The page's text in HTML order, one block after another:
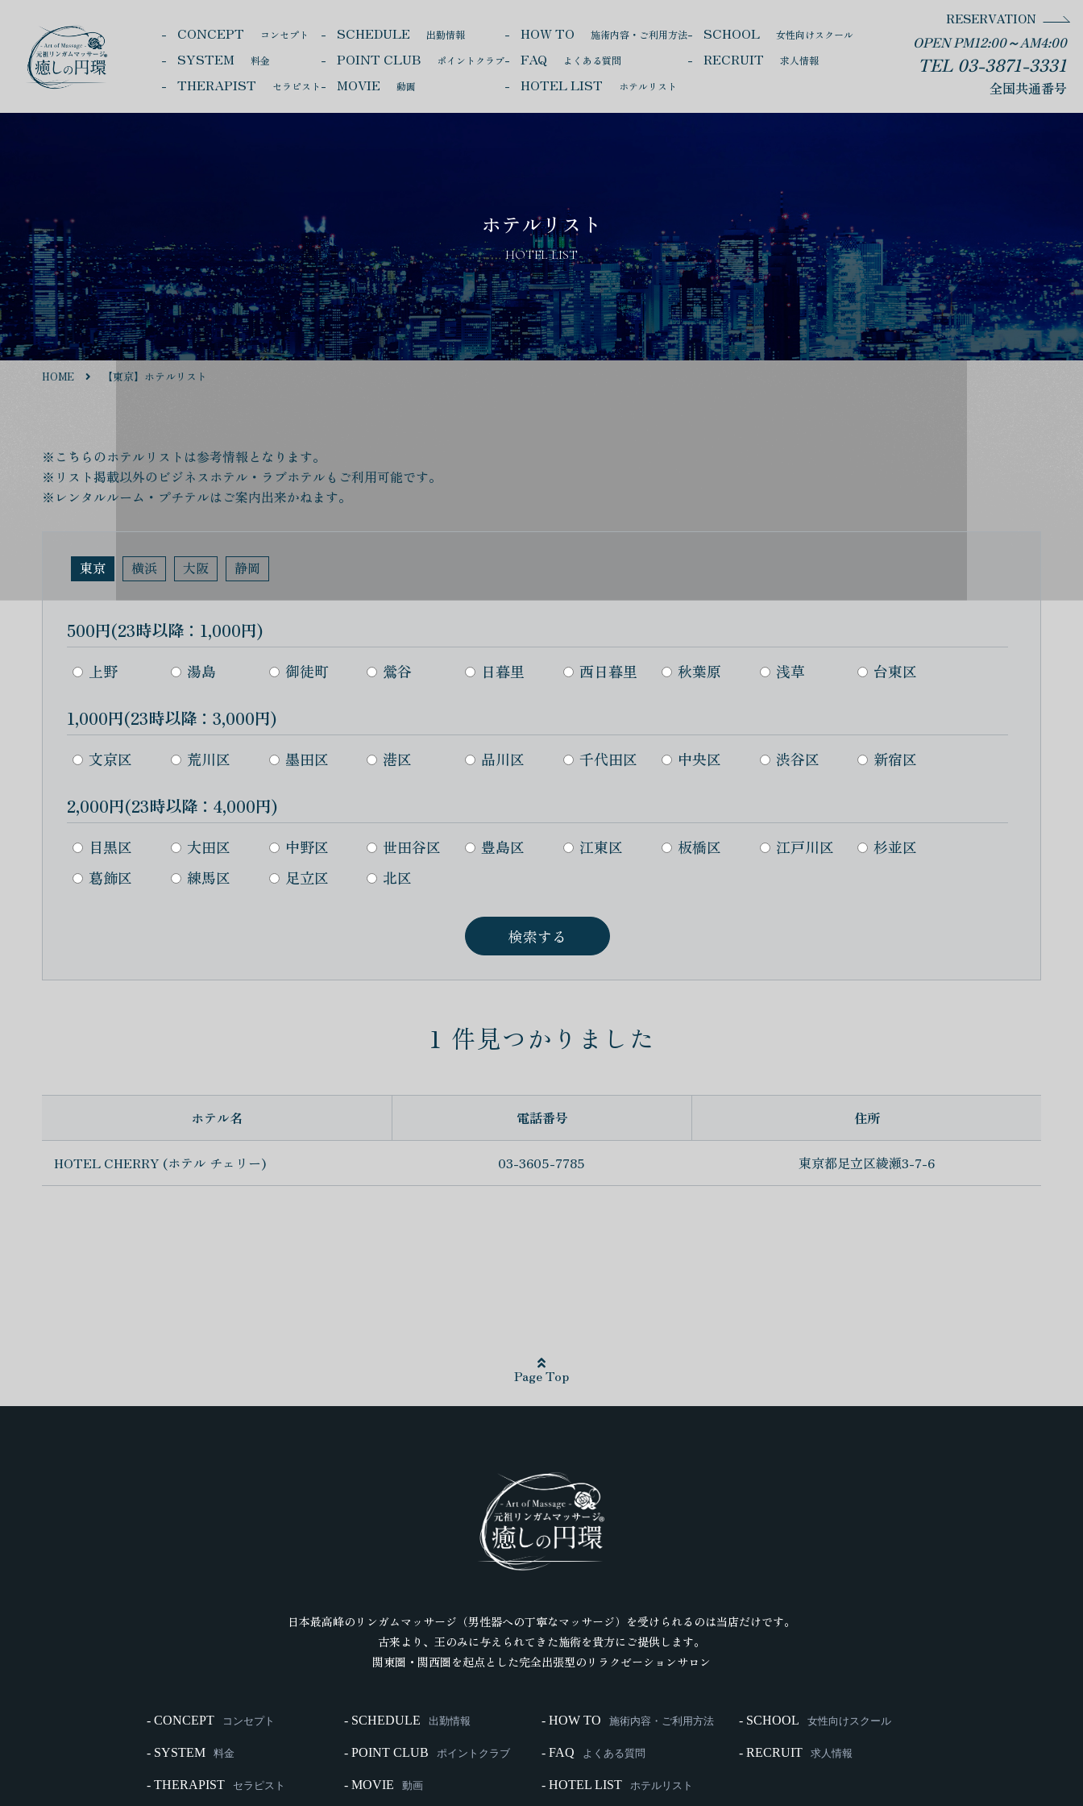
CONCEPT コンセプト
SYSTEM 料金
THERAPIST セラピスト
SCHEDULE 出勤情報
POINT CLUB ポイントクラブ
MOVIE 動画
HOW TO 施術内容・ご利用方法
FAQ よくある質問
HOTEL LIST ホテルリスト
SCHOOL 女性向けスクール
RECRUIT 求人情報
OPEN PM12:00～AM4:00
TEL 03-3871-3331
全国共通番号
RESERVATION
ホテルリスト
HOTEL LIST
HOME 【東京】ホテルリスト
※こちらのホテルリストは参考情報となります。
※リスト掲載以外のビジネスホテル・ラブホテルもご利用可能です。
※レンタルルーム・プチテルはご案内出来かねます。
東京 横浜 大阪 静岡
500円(23時以降：1,000円)
上野 湯島 御徒町 鶯谷 日暮里 西日暮里 秋葉原 浅草 台東区
1,000円(23時以降：3,000円)
文京区 荒川区 墨田区 港区 品川区 千代田区 中央区 渋谷区 新宿区
2,000円(23時以降：4,000円)
目黒区 大田区 中野区 世田谷区 豊島区 江東区 板橋区 江戸川区
杉並区
葛飾区
練馬区 足立区 北区
1 件見つかりました
ホテル名 電話番号 住所
HOTEL CHERRY (ホテル チェリー) 03-3605-7785 東京都足立区綾瀬3-7-6
Page Top
日本最高峰のリンガムマッサージ（男性器への丁寧なマッサージ）を受けられるのは当店だけです。
古来より、王のみに与えられてきた施術を貴方にご提供します。
関東圏・関西圏を起点とした完全出張型のリラクゼーションサロン
- CONCEPT コンセプト
- SYSTEM 料金
- THERAPIST セラピスト
- SCHEDULE 出勤情報
- POINT CLUB ポイントクラブ
- MOVIE 動画
- HOW TO 施術内容・ご利用方法
- FAQ よくある質問
- HOTEL LIST ホテルリスト
- SCHOOL 女性向けスクール
- RECRUIT 求人情報